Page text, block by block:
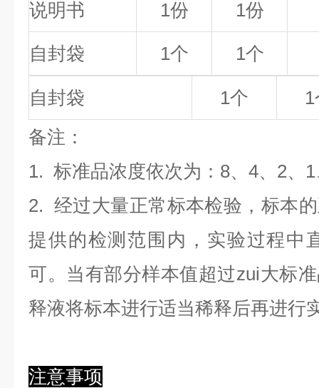
说明书 1份 1份
自封袋 1个 1个
自封袋 1个
备注 ：
1. 标准品浓度依次为：8、4、2、
2. 经过大量正常标本检验，标本
提供的检测范围内，实验过程中
可。当有部分样本值超过zui大标
释液将标本进行适当稀释后再进行
注意事项